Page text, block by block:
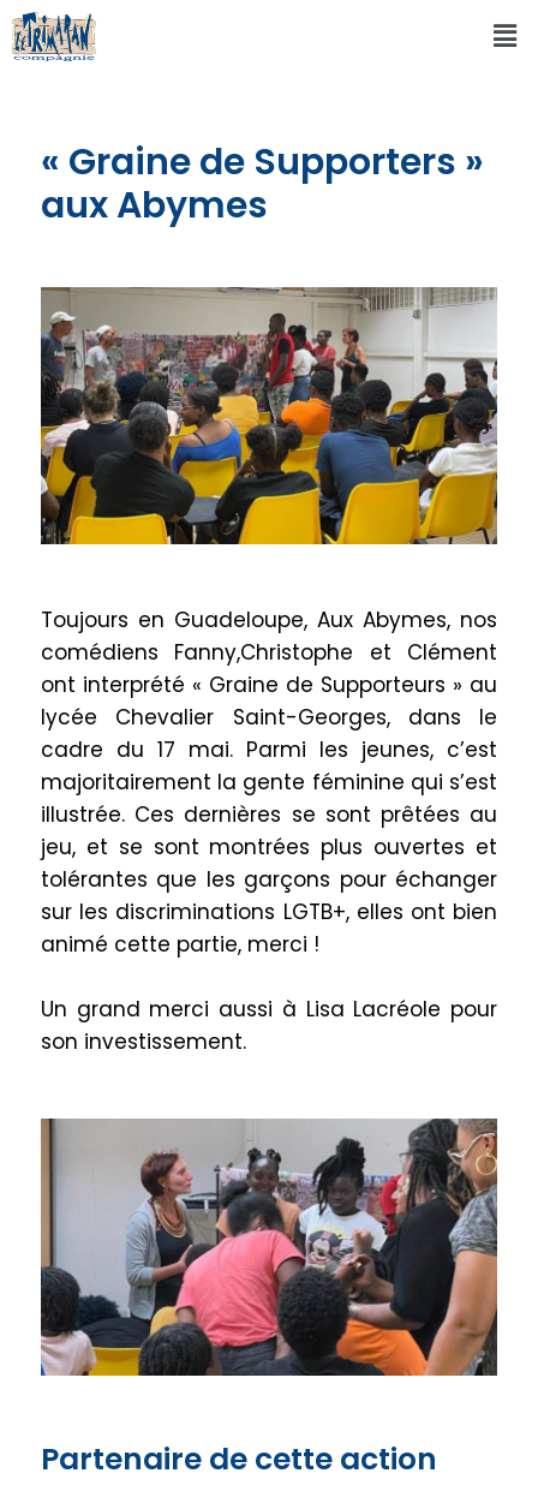
« Graine de Supporters »
aux Abymes
Toujours en Guadeloupe, Aux Abymes, nos
comédiens Fanny,Christophe et Clément
ont interprété « Graine de Supporteurs » au
lycée Chevalier Saint-Georges, dans le
cadre du 17 mai. Parmi les jeunes, c’est
majoritairement la gente féminine qui s’est
illustrée. Ces dernières se sont prêtées au
jeu, et se sont montrées plus ouvertes et
tolérantes que les garçons pour échanger
sur les discriminations LGTB+, elles ont bien
animé cette partie, merci !
Un grand merci aussi à Lisa Lacréole pour
son investissement.
Partenaire de cette action